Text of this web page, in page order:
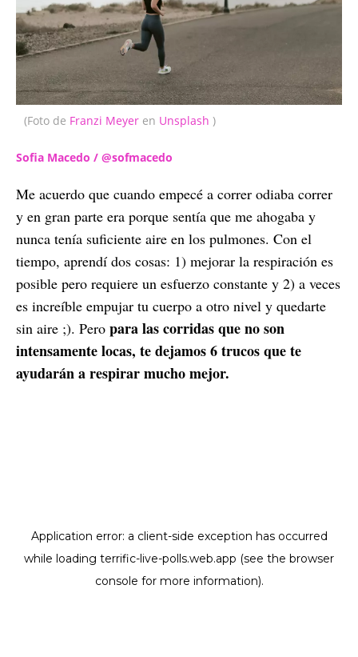
(Foto de Franzi Meyer en Unsplash )
Sofia Macedo / @sofmacedo
Me acuerdo que cuando empecé a correr odiaba correr
y en gran parte era porque sentía que me ahogaba y
nunca tenía suficiente aire en los pulmones. Con el
tiempo, aprendí dos cosas: 1) mejorar la respiración es
posible pero requiere un esfuerzo constante y 2) a veces
es increíble empujar tu cuerpo a otro nivel y quedarte
sin aire ;). Pero para las corridas que no son
intensamente locas, te dejamos 6 trucos que te
ayudarán a respirar mucho mejor.